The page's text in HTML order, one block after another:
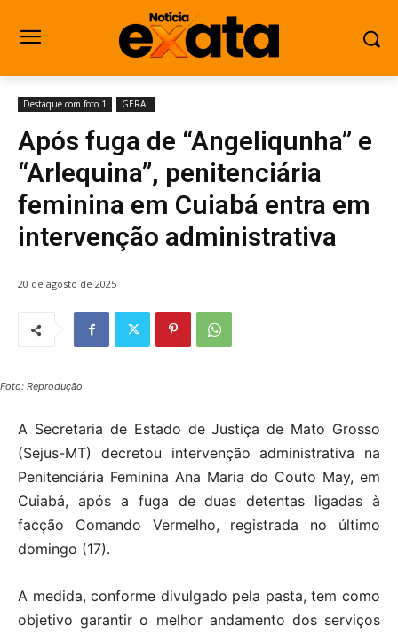
Destaque com foto 1 GERAL
Após fuga de “Angeliqunha” e
“Arlequina”, penitenciária
feminina em Cuiabá entra em
intervenção administrativa
20 de agosto de 2025
Foto: Reprodução
A Secretaria de Estado de Justiça de Mato Grosso
(Sejus-MT) decretou intervenção administrativa na
Penitenciária Feminina Ana Maria do Couto May, em
Cuiabá, após a fuga de duas detentas ligadas à
facção Comando Vermelho, registrada no último
domingo (17).
A medida, conforme divulgado pela pasta, tem como
objetivo garantir o melhor andamento dos serviços